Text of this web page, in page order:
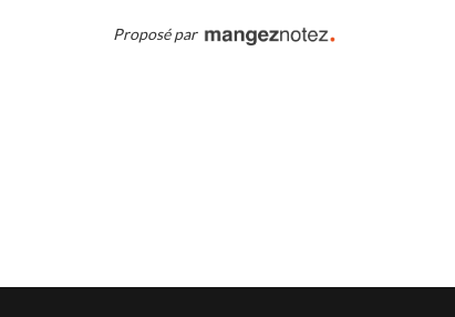
Proposé par